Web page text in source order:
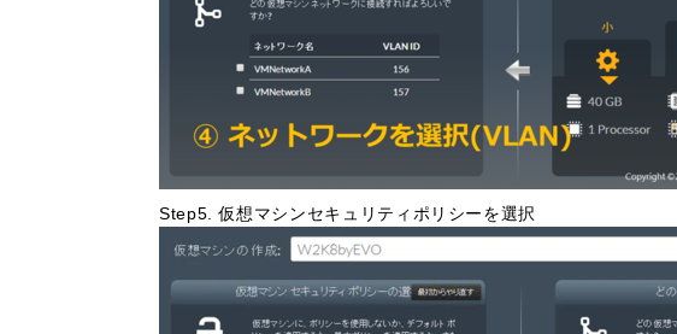
Step5. 仮想マシンセキュリティポリシーを選択